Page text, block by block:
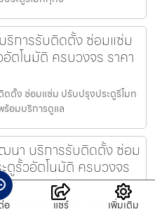
ริการรับติดตั้ง ซ่อมแซ่ม
ตโนมัติ ครบวงจร ราคา
ดตั้ง ซ่อมแซ่ม ปรับปรุงประตูรีโมท
ร้อมบริการดูแล
นา บริการรับติดตั้ง ซ่อม
ตูรั้วอัตโนมัติ ครบวงจร
รับติดตั้ง ซ่อมแซ่ม ปรับปรุงประตู
อ แชร์ เพิ่มเติม